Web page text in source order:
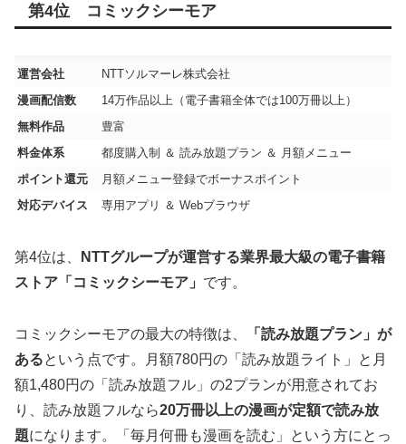
第4位 コミックシーモア
運営会社
NTTソルマーレ株式会社
漫画配信数
14万作品以上（電子書籍全体では100万冊以上）
無料作品
豊富
料金体系
都度購入制 ＆ 読み放題プラン ＆ 月額メニュー
ポイント還元
月額メニュー登録でボーナスポイント
対応デバイス
専用アプリ ＆ Webブラウザ
第4位は、
NTTグループが運営する業界最大級の電子書籍
ストア「コミックシーモア」 です。
コミックシーモアの最大の特徴は、
「読み放題プラン」が
あるという点です。月額780円の「読み放題ライト」と月
額1,480円の「読み放題フル」の2プランが用意されてお
り、読み放題フルなら20万冊以上の漫画が定額で読み放
題になります。「毎月何冊も漫画を読む」という方にとっ